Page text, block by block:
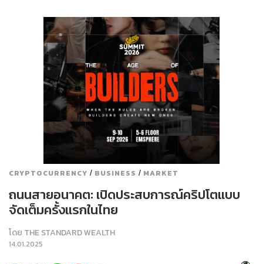
CRYPTOCURRENCY / BUSINESS / MARKET
ถนนสายอนาคต: เปิดประสบการณ์คริปโตแบบ
จัดเต็มครั้งแรกในไทย
โดย THE STANDARD WEALTH
14.01.2025